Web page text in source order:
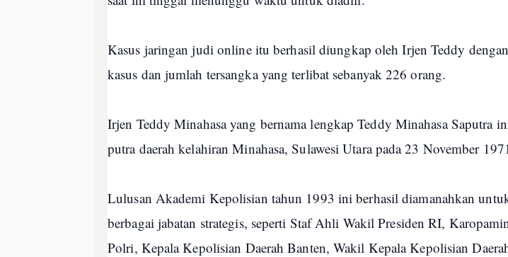
Kasus jaringan judi online itu berhasil diungkap oleh Irjen Teddy
kasus dan jumlah tersangka yang terlibat sebanyak 226 orang.
Irjen Teddy Minahasa yang bernama lengkap Teddy Minahasa Saputra
putra daerah kelahiran Minahasa, Sulawesi Utara pada 23 November
Lulusan Akademi Kepolisian tahun 1993 ini berhasil diamanahkan
berbagai jabatan strategis, seperti Staf Ahli Wakil Presiden RI,
Polri, Kepala Kepolisian Daerah Banten, Wakil Kepala Kepolisian